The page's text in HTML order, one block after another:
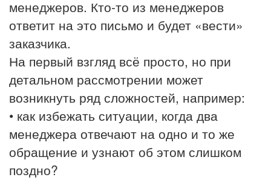
менеджеров. Кто-то из менеджеров
ответит на это письмо и будет «вести»
заказчика.
На первый взгляд всё просто, но при
детальном рассмотрении может
возникнуть ряд сложностей, например:
• как избежать ситуации, когда два
менеджера отвечают на одно и то же
обращение и узнают об этом слишком
поздно?